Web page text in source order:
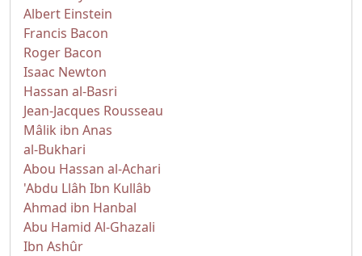
Albert Einstein
Francis Bacon
Roger Bacon
Isaac Newton
Hassan al-Basri
Jean-Jacques Rousseau
Mâlik ibn Anas
al-Bukhari
Abou Hassan al-Achari
'Abdu Llâh Ibn Kullâb
Ahmad ibn Hanbal
Abu Hamid Al-Ghazali
Ibn Ashûr